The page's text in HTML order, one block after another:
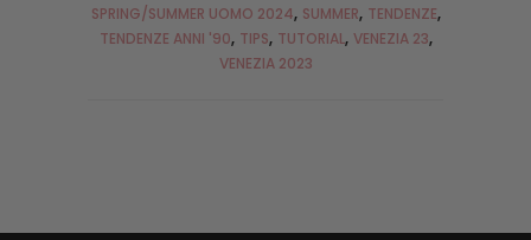
SPRING/SUMMER UOMO 2024 SUMMER TENDENZE
TENDENZE ANNI '90 TIPS TUTORIAL VENEZIA 23
VENEZIA 2023